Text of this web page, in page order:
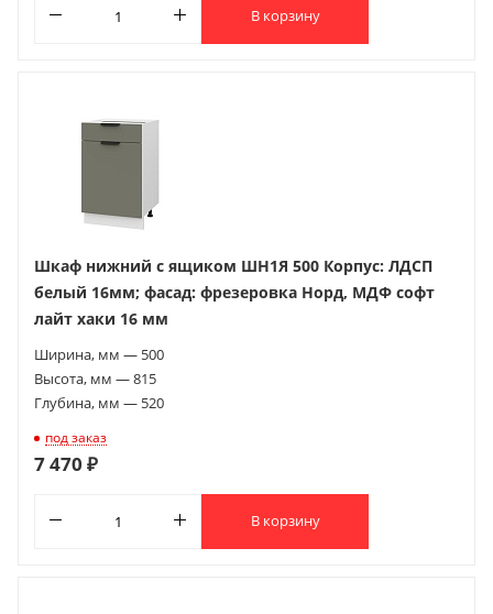
В корзину
Шкаф нижний с ящиком ШН1Я 500 Корпус: ЛДСП
белый 16мм; фасад: фрезеровка Норд, МДФ софт
лайт хаки 16 мм
Ширина, мм — 500
Высота, мм — 815
Глубина, мм — 520
под заказ
7 470 ₽
В корзину